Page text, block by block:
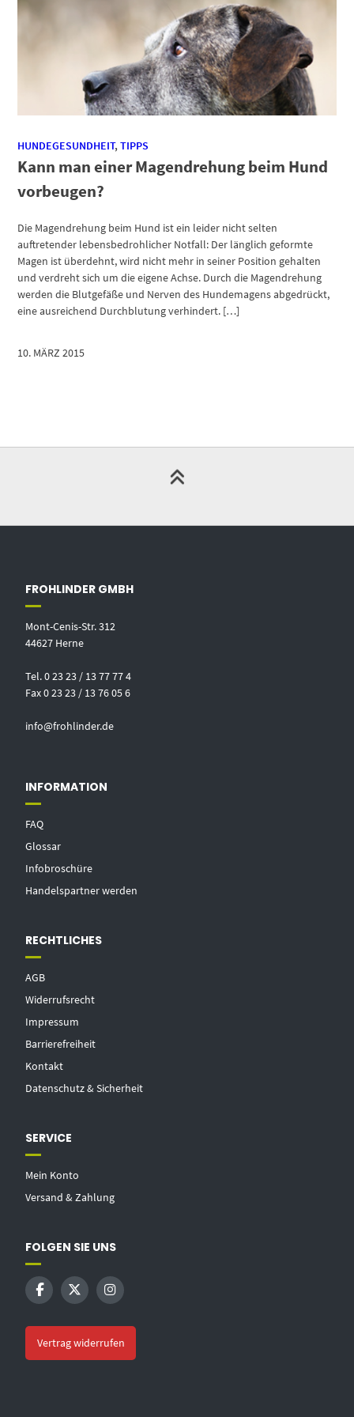
HUNDEGESUNDHEIT,TIPPS
Kann man einer Magendrehung beim Hund
vorbeugen?
Die Magendrehung beim Hund ist ein leider nicht selten
auftretender lebensbedrohlicher Notfall: Der länglich geformte
Magen ist überdehnt, wird nicht mehr in seiner Position gehalten
und verdreht sich um die eigene Achse. Durch die Magendrehung
werden die Blutgefäße und Nerven des Hundemagens abgedrückt,
eine ausreichend Durchblutung verhindert. […]
10. MÄRZ 2015
FROHLINDER GMBH
Mont-Cenis-Str. 312
44627 Herne
Tel. 0 23 23 / 13 77 77 4
Fax 0 23 23 / 13 76 05 6
info@frohlinder.de
INFORMATION
FAQ
Glossar
Infobroschüre
Handelspartner werden
RECHTLICHES
AGB
Widerrufsrecht
Impressum
Barrierefreiheit
Kontakt
Datenschutz & Sicherheit
SERVICE
Mein Konto
Versand & Zahlung
FOLGEN SIE UNS
Vertrag widerrufen